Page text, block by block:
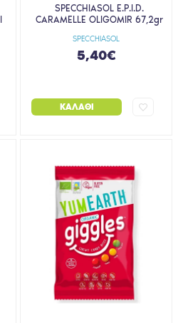
SPECCHIASOL
SPECCHIASOL E.P.I.D.
CARAMELLE OLIGOMIR 67,2gr
5,40€
ΚΑΛΆΘΙ